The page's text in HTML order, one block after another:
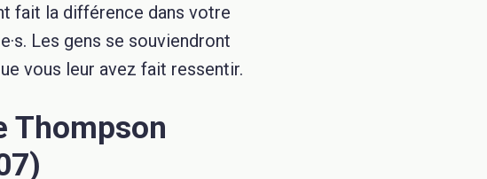
fait la différence dans votre
Les gens se souviendront
vous leur avez fait ressentir.
Thompson